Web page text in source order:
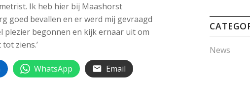
Ik heb hier bij Maashorst
goed bevallen en er werd mij gevraagd
plezier begonnen en kijk ernaar uit om
ziens.’
WhatsApp Email
News